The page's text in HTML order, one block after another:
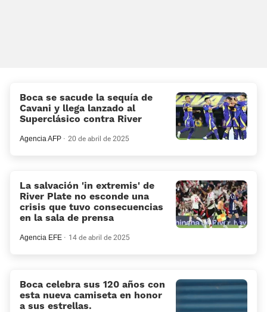
Boca se sacude la sequía de
Cavani y llega lanzado al
Superclásico contra River
Agencia AFP 20 de abril de 2025
La salvación 'in extremis' de
River Plate no esconde una
crisis que tuvo consecuencias
en la sala de prensa
Agencia EFE 14 de abril de 2025
Boca celebra sus 120 años con
esta nueva camiseta en honor
a sus estrellas.